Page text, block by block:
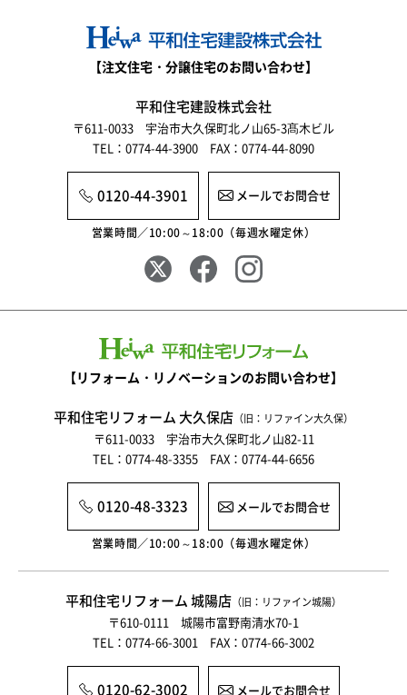
【注文住宅・分譲住宅のお問い合わせ】
平和住宅建設株式会社
〒611-0033 宇治市大久保町北ノ山65-3髙木ビル
TEL：0774-44-3900 FAX：0774-44-8090
0120-44-3901 メールでお問合せ
営業時間／10:00～18:00（毎週水曜定休）
【リフォーム・リノベーションのお問い合わせ】
平和住宅リフォーム 大久保店 （旧：リファイン大久保）
〒611-0033 宇治市大久保町北ノ山82-11
TEL：0774-48-3355 FAX：0774-44-6656
0120-48-3323 メールでお問合せ
営業時間／10:00～18:00（毎週水曜定休）
平和住宅リフォーム 城陽店 （旧：リファイン城陽）
〒610-0111 城陽市富野南清水70-1
TEL：0774-66-3001 FAX：0774-66-3002
0120-62-3002 メールでお問合せ